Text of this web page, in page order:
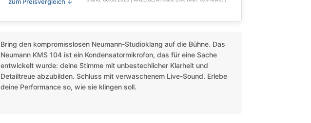
Bring den kompromisslosen Neumann-Studioklang auf die Bühne. Das
Neumann KMS 104 ist ein Kondensatormikrofon, das für eine Sache
entwickelt wurde: deine Stimme mit unbestechlicher Klarheit und
Detailtreue abzubilden. Schluss mit verwaschenem Live-Sound. Erlebe
deine Performance so, wie sie klingen soll.